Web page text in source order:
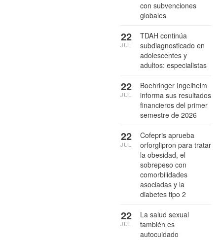
con subvenciones
globales
TDAH continúa
subdiagnosticado en
adolescentes y
adultos: especialistas
22
JUL
Boehringer Ingelheim
informa sus resultados
financieros del primer
semestre de 2026
22
JUL
Cofepris aprueba
orforglipron para tratar
la obesidad, el
sobrepeso con
comorbilidades
asociadas y la
diabetes tipo 2
22
JUL
La salud sexual
también es
autocuidado
22
JUL